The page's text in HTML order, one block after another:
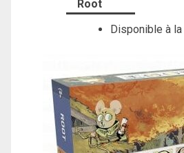
Root
Disponible à la